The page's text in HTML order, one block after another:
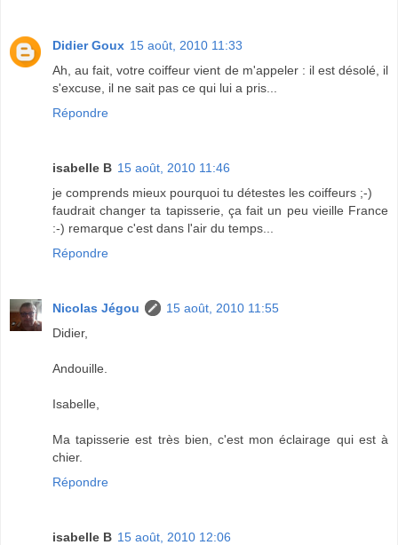
Didier Goux 15 août, 2010 11:33
Ah, au fait, votre coiffeur vient de m'appeler : il est désolé, il
s'excuse, il ne sait pas ce qui lui a pris...
Répondre
isabelle B 15 août, 2010 11:46
je comprends mieux pourquoi tu détestes les coiffeurs ;-)
faudrait changer ta tapisserie, ça fait un peu vieille France
:-) remarque c'est dans l'air du temps...
Répondre
Nicolas Jégou
15 août, 2010 11:55
Didier,
Andouille.
Isabelle,
Ma tapisserie est très bien, c'est mon éclairage qui est à
chier.
Répondre
isabelle B 15 août, 2010 12:06